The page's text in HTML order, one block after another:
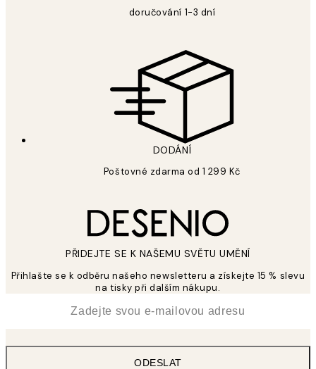
doručování 1-3 dní
DODÁNÍ
Poštovné zdarma od 1 299 Kč
PŘIDEJTE SE K NAŠEMU SVĚTU UMĚNÍ
Přihlašte se k odběru našeho newsletteru a získejte 15 % slevu
na tisky při dalším nákupu.
ODESLAT